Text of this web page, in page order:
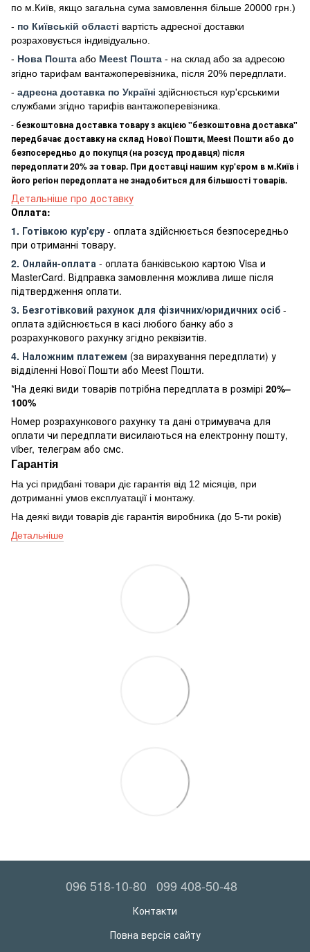
по м.Київ, якщо загальна сума замовлення більше 20000 грн .)
- по Київській області вартість адресної доставки
розраховується індивідуально.
- Нова Пошта або Meest Пошта - на склад або за адресою
згідно тарифам вантажоперевізника, після 20% передплати.
- адресна доставка по Україні здійснюється кур'єрськими
службами згідно тарифів вантажоперевізника.
- безкоштовна доставка товару з акцією "безкоштовна доставка"
передбачає доставку на склад Нової Пошти, Meest Пошти або до
безпосередньо до покупця (на розсуд продавця) після
передоплати 20% за товар. При доставці нашим кур'єром в м.Київ і
його регіон передоплата не знадобиться для більшості товарів.
Детальніше про доставку
Оплата:
1. Готівкою кур'єру - оплата здійснюється безпосередньо
при отриманні товару.
2. Онлайн-оплата - оплата банківською картою Visa и
MasterCard. Відправка замовлення можлива лише після
підтвердження оплати.
3. Безготівковий рахунок для фізичних/юридичних осіб -
оплата здійснюється в касі любого банку або з
розрахункового рахунку згідно реквізитів.
4. Наложним платежем (за вирахування передплати) у
відділенні Нової Пошти або Meest Пошти.
*На деякі види товарів потрібна передплата в розмірі 20%–
100%
Номер розрахункового рахунку та дані отримувача для
оплати чи передплати висилаються на електронну пошту,
viber, телеграм або смс.
Гарантія
На усі придбані товари діє гарантія від 12 місяців, при
дотриманні умов експлуатації і монтажу.
На деякі види товарів діє гарантія виробника (до 5-ти років)
Детальніше
096 518-10-80 099 408-50-48
Контакти
Повна версія сайту